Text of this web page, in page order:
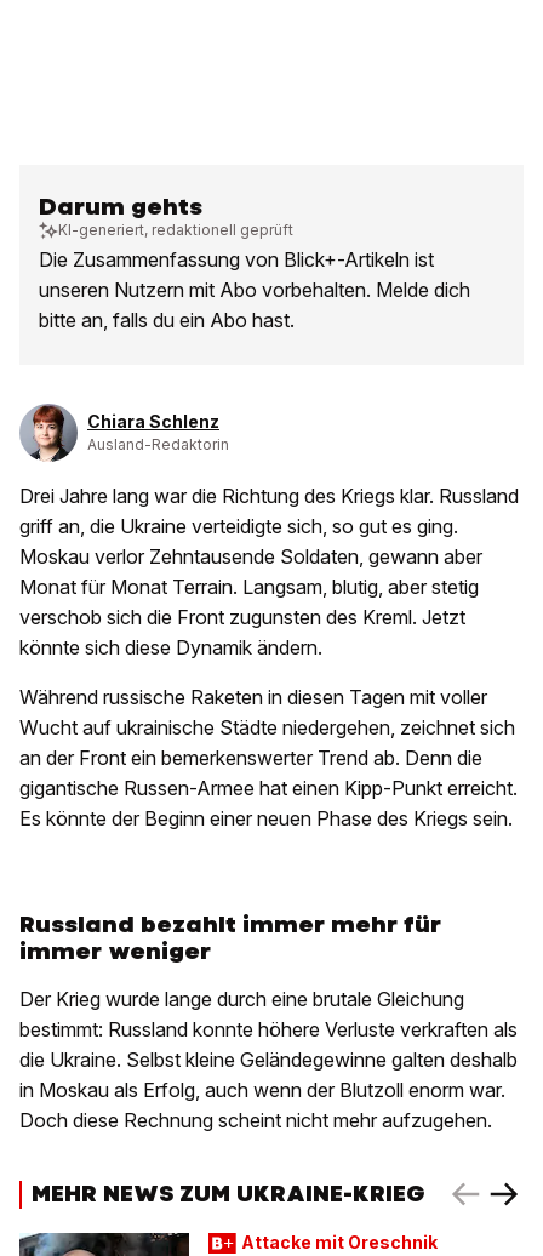
Darum gehts
KI-generiert, redaktionell geprüft
Die Zusammenfassung von Blick+-Artikeln ist
unseren Nutzern mit Abo vorbehalten. Melde dich
bitte an, falls du ein Abo hast.
Chiara Schlenz
Ausland-Redaktorin
Drei Jahre lang war die Richtung des Kriegs klar. Russland
griff an, die Ukraine verteidigte sich, so gut es ging.
Moskau verlor Zehntausende Soldaten, gewann aber
Monat für Monat Terrain. Langsam, blutig, aber stetig
verschob sich die Front zugunsten des Kreml. Jetzt
könnte sich diese Dynamik ändern.
Während russische Raketen in diesen Tagen mit voller
Wucht auf ukrainische Städte niedergehen, zeichnet sich
an der Front ein bemerkenswerter Trend ab. Denn die
gigantische Russen-Armee hat einen Kipp-Punkt erreicht.
Es könnte der Beginn einer neuen Phase des Kriegs sein.
Russland bezahlt immer mehr für
immer weniger
Der Krieg wurde lange durch eine brutale Gleichung
bestimmt: Russland konnte höhere Verluste verkraften als
die Ukraine. Selbst kleine Geländegewinne galten deshalb
in Moskau als Erfolg, auch wenn der Blutzoll enorm war.
Doch diese Rechnung scheint nicht mehr aufzugehen.
MEHR NEWS ZUM UKRAINE-KRIEG
Attacke mit Oreschnik